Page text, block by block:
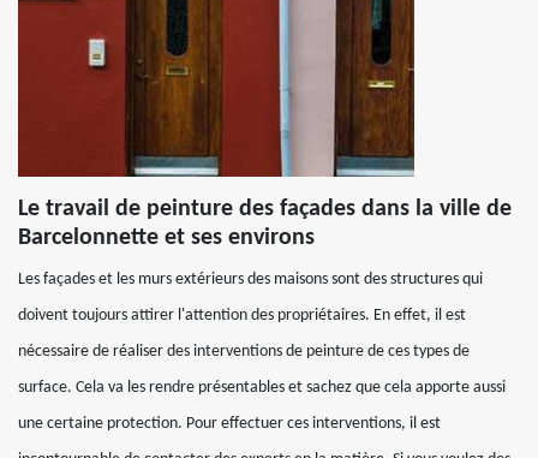
Le travail de peinture des façades dans la ville de
Barcelonnette et ses environs
Les façades et les murs extérieurs des maisons sont des structures qui
doivent toujours attirer l'attention des propriétaires. En effet, il est
nécessaire de réaliser des interventions de peinture de ces types de
surface. Cela va les rendre présentables et sachez que cela apporte aussi
une certaine protection. Pour effectuer ces interventions, il est